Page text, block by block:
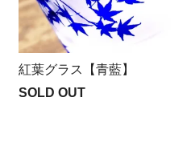
紅葉グラス【青藍】
SOLD OUT